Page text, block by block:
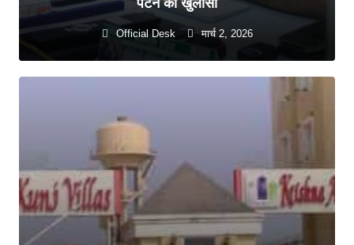
पैटर्न का खुलासा
Official Desk मार्च 2, 2026